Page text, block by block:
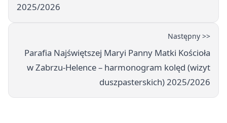
2025/2026
Następny >>
Parafia Najświętszej Maryi Panny Matki Kościoła
w Zabrzu-Helence – harmonogram kolęd (wizyt
duszpasterskich) 2025/2026